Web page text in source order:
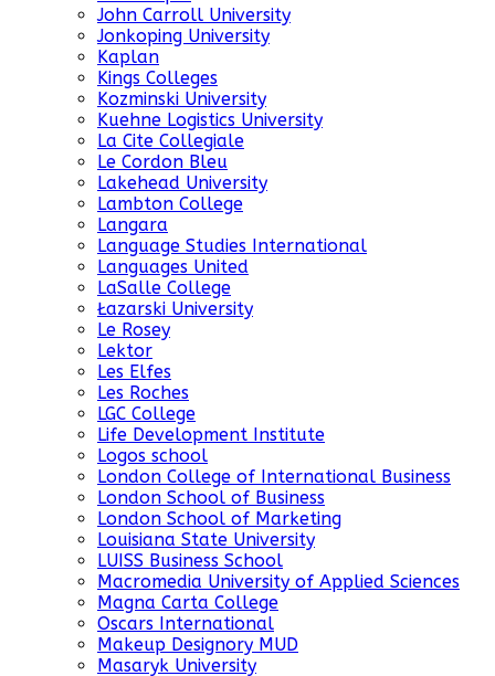
John Carroll University
Jonkoping University
Kaplan
Kings Colleges
Kozminski University
Kuehne Logistics University
La Cite Collegiale
Le Cordon Bleu
Lakehead University
Lambton College
Langara
Language Studies International
Languages United
LaSalle College
Łazarski University
Le Rosey
Lektor
Les Elfes
Les Roches
LGC College
Life Development Institute
Logos school
London College of International Business
London School of Business
London School of Marketing
Louisiana State University
LUISS Business School
Macromedia University of Applied Sciences
Magna Carta College
Oscars International
Makeup Designory MUD
Masaryk University